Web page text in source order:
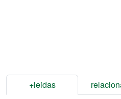
+leidas